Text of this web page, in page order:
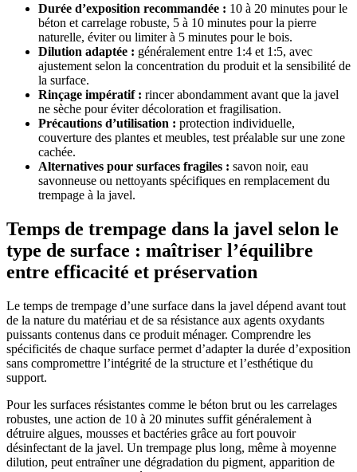
Durée d’exposition recommandée : 10 à 20 minutes pour le
béton et carrelage robuste, 5 à 10 minutes pour la pierre
naturelle, éviter ou limiter à 5 minutes pour le bois.
Dilution adaptée : généralement entre 1:4 et 1:5, avec
ajustement selon la concentration du produit et la sensibilité de
la surface.
Rinçage impératif : rincer abondamment avant que la javel
ne sèche pour éviter décoloration et fragilisation.
Précautions d’utilisation : protection individuelle,
couverture des plantes et meubles, test préalable sur une zone
cachée.
Alternatives pour surfaces fragiles : savon noir, eau
savonneuse ou nettoyants spécifiques en remplacement du
trempage à la javel.
Temps de trempage dans la javel selon le
type de surface : maîtriser l’équilibre
entre efficacité et préservation
Le temps de trempage d’une surface dans la javel dépend avant tout
de la nature du matériau et de sa résistance aux agents oxydants
puissants contenus dans ce produit ménager. Comprendre les
spécificités de chaque surface permet d’adapter la durée d’exposition
sans compromettre l’intégrité de la structure et l’esthétique du
support.
Pour les surfaces résistantes comme le béton brut ou les carrelages
robustes, une action de 10 à 20 minutes suffit généralement à
détruire algues, mousses et bactéries grâce au fort pouvoir
désinfectant de la javel. Un trempage plus long, même à moyenne
dilution, peut entraîner une dégradation du pigment, apparition de